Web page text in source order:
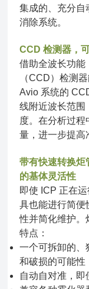
集成的、充分自
消除系统。
CCD 检测器，
借助全波长功能
（CCD）检测
Avio 系统的
线附近波长范围
度。在分析过程
量，进一步提高
带有快速转换炬
的基体灵活性
即使 ICP 正在
具也能进行简便
性并简化维护。
特点：
一个可拆卸的、
和破损的可能性
自动自对准，